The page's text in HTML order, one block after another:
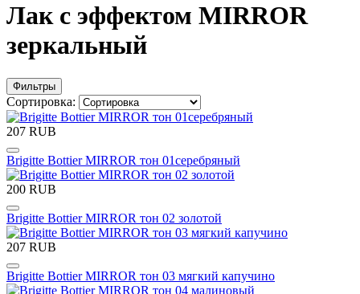
Лак с эффектом MIRROR
зеркальный
Фильтры
Сортировка:
207 RUB
Brigitte Bottier MIRROR тон 01серебряный
200 RUB
Brigitte Bottier MIRROR тон 02 золотой
207 RUB
Brigitte Bottier MIRROR тон 03 мягкий капучино